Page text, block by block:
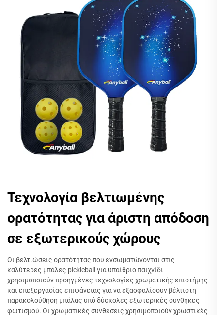
Τεχνολογία βελτιωμένης
ορατότητας για άριστη απόδοση
σε εξωτερικούς χώρους
Οι βελτιώσεις ορατότητας που ενσωματώνονται στις
καλύτερες μπάλες pickleball για υπαίθριο παιχνίδι
χρησιμοποιούν προηγμένες τεχνολογίες χρωματικής επιστήμης
και επεξεργασίας επιφάνειας για να εξασφαλίσουν βέλτιστη
παρακολούθηση μπάλας υπό δύσκολες εξωτερικές συνθήκες
φωτισμού. Οι χρωματικές συνθέσεις χρησιμοποιούν χρωστικές